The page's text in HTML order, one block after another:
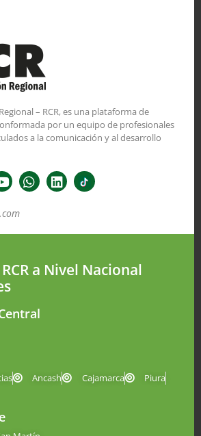
– RCR, es una plataforma de
por un equipo de profesionales
a la comunicación y al desarrollo
a Nivel Nacional
Ancash Cajamarca
Piura